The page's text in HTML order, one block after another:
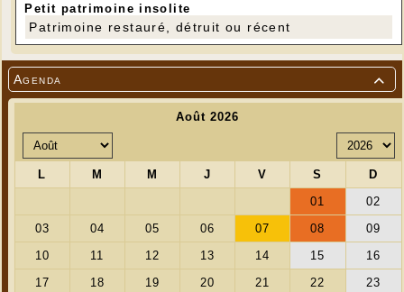

Agenda
Petit patrimoine insolite
Patrimoine restauré, détruit ou récent